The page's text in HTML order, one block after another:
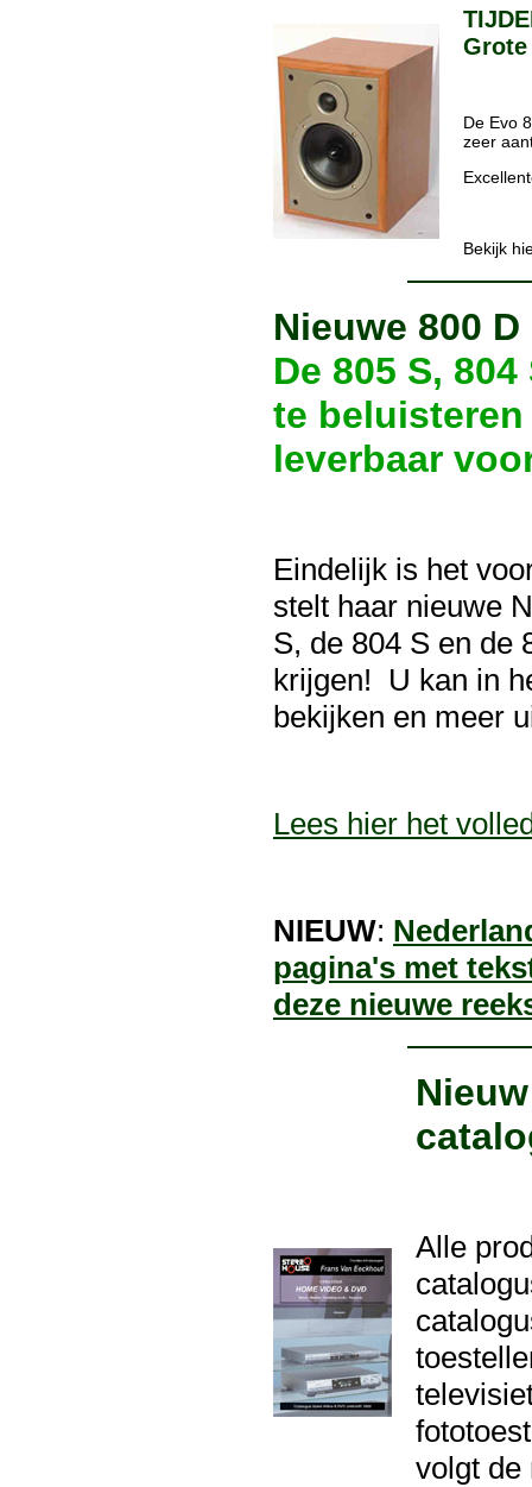
De Evo
zeer
Bekijk
Nieuwe 800
De 805 S,
te
leverbaar
Eindelijk is het
stelt haar nieuwe
S, de 804 S en de
krijgen! U kan in
bekijken en meer
Lees hier het
NIEUW:
pagina's met
deze nieuwe
Alle
volgt de